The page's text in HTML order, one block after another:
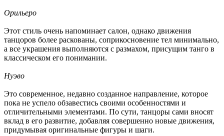
Орильеро
Этот стиль очень напоминает салон, однако движения
танцоров более раскованы, соприкосновение тел минимально,
а все украшения выполняются с размахом, присущим танго в
классическом его понимании.
Нуэво
Это современное, недавно созданное направление, которое
пока не успело обзавестись своими особенностями и
отличительными элементами. По сути, танцоры сами вносят
вклад в его развитие, добавляя совершенно новые движения,
придумывая оригинальные фигуры и шаги.